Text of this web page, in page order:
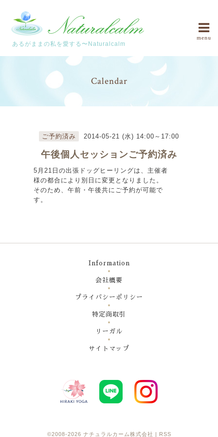
あるがままの私を愛する〜Naturalcalm
menu
Calendar
ご予約済み 2014-05-21 (水) 14:00～17:00
午後個人セッションご予約済み
5月21日の出張ドッグヒーリングは、主催者
様の都合により別日に変更となりました。
そのため、午前・午後共にご予約が可能で
す。
Information
会社概要
プライバシーポリシー
特定商取引
リーガル
サイトマップ
©2008-2026 ナチュラルカーム株式会社 RSS